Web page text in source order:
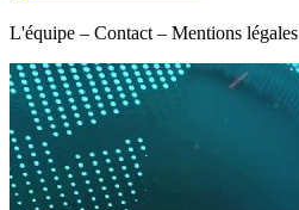
L'équipe – Contact – Mentions légales